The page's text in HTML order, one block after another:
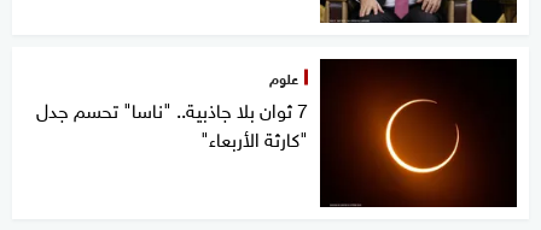
علوم
7 ثوان بلا جاذبية.. "ناسا" تحسم جدل
"كارثة الأربعاء"